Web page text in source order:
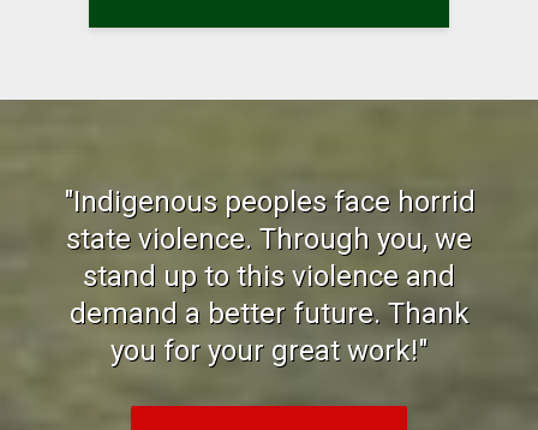
"Indigenous peoples face horrid
state violence. Through you, we
stand up to this violence and
demand a better future. Thank
you for your great work!"